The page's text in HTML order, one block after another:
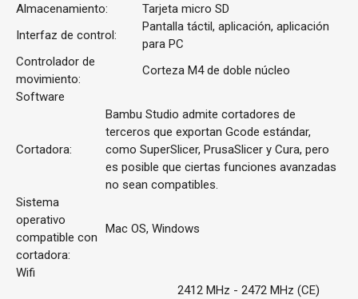
Almacenamiento:
Tarjeta micro SD
Interfaz de control:
Pantalla táctil, aplicación, aplicación
para PC
Controlador de
movimiento:
Corteza M4 de doble núcleo
Software
Cortadora:
Bambu Studio admite cortadores de
terceros que exportan Gcode estándar,
como SuperSlicer, PrusaSlicer y Cura, pero
es posible que ciertas funciones avanzadas
no sean compatibles.
Sistema
operativo
compatible con
cortadora:
Mac OS, Windows
Wifi
2412 MHz - 2472 MHz (CE)